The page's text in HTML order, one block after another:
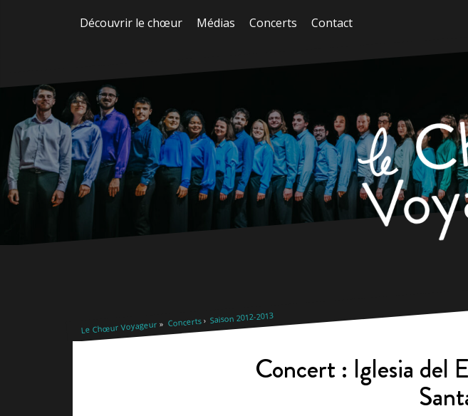
Découvrir le chœur Médias Concerts Contact
Le Chœur Voyageur Concerts Saison 2012-2013
Concert : Iglesia del